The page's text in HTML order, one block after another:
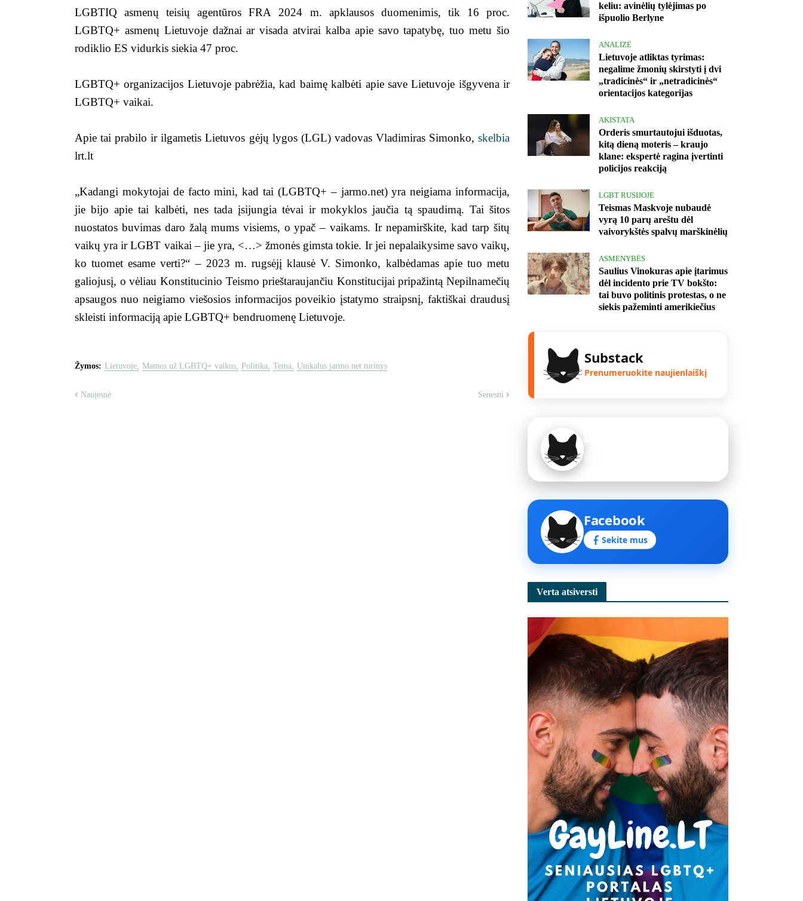
LGBTIQ asmenų teisių agentūros FRA 2024 m. apklausos duomenimis, tik 16 proc.
LGBTQ+ asmenų Lietuvoje dažnai ar visada atvirai kalba apie savo tapatybę, tuo metu šio
rodiklio ES vidurkis siekia 47 proc.
LGBTQ+ organizacijos Lietuvoje pabrėžia, kad baimę kalbėti apie save Lietuvoje išgyvena ir
LGBTQ+ vaikai.
Apie tai prabilo ir ilgametis Lietuvos gėjų lygos (LGL) vadovas Vladimiras Simonko, skelbia
lrt.lt
„Kadangi mokytojai de facto mini, kad tai (LGBTQ+ – jarmo.net) yra neigiama informacija,
jie bijo apie tai kalbėti, nes tada įsijungia tėvai ir mokyklos jaučia tą spaudimą. Tai šitos
nuostatos buvimas daro žalą mums visiems, o ypač – vaikams. Ir nepamirškite, kad tarp šitų
vaikų yra ir LGBT vaikai – jie yra, <…> žmonės gimsta tokie. Ir jei nepalaikysime savo vaikų,
ko tuomet esame verti?“ – 2023 m. rugsėjį klausė V. Simonko, kalbėdamas apie tuo metu
galiojusį, o vėliau Konstitucinio Teismo prieštaraujančiu Konstitucijai pripažintą Nepilnamečių
apsaugos nuo neigiamo viešosios informacijos poveikio įstatymo straipsnį, faktiškai draudusį
skleisti informaciją apie LGBTQ+ bendruomenę Lietuvoje.
Žymos: Lietuvoje Mamos už LGBTQ+ vaikus Politika Tema Unikalus jarmo.net turinys
Naujesnė Senesni
keliu: avinėlių tylėjimas po
išpuolio Berlyne
ANALIZĖ
Lietuvoje atliktas tyrimas:
negalime žmonių skirstyti į dvi
„tradicinės“ ir „netradicinės“
orientacijos kategorijas
AKISTATA
Orderis smurtautojui išduotas,
kitą dieną moteris – kraujo
klane: ekspertė ragina įvertinti
policijos reakciją
LGBT RUSIJOJE
Teismas Maskvoje nubaudė
vyrą 10 parų areštu dėl
vaivorykštės spalvų marškinėlių
ASMENYBĖS
Saulius Vinokuras apie įtarimus
dėl incidento prie TV bokšto:
tai buvo politinis protestas, o ne
siekis pažeminti amerikiečius
Substack
Prenumeruokite naujienlaiškį
Facebook
Sekite mus
Verta atsiversti